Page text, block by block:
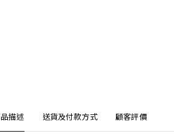
描述 送貨及付款方式 顧客評價